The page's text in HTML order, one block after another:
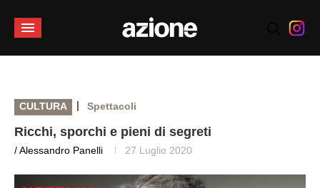
CULTURA | Spettacoli
Ricchi, sporchi e pieni di segreti
/ Alessandro Panelli 27 Luglio 2020